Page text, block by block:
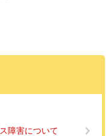
障害について